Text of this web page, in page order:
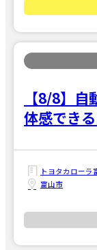
【8/8】
体感でき
トヨタカローラ
富山市